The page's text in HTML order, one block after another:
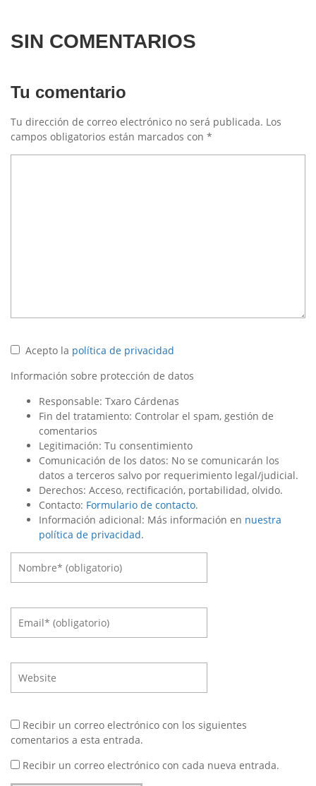
SIN COMENTARIOS
Tu comentario
Tu dirección de correo electrónico no será publicada. Los
campos obligatorios están marcados con *
Acepto la política de privacidad
Información sobre protección de datos
Responsable: Txaro Cárdenas
Fin del tratamiento: Controlar el spam, gestión de
comentarios
Legitimación: Tu consentimiento
Comunicación de los datos: No se comunicarán los
datos a terceros salvo por requerimiento legal/judicial.
Derechos: Acceso, rectificación, portabilidad, olvido.
Contacto: Formulario de contacto.
Información adicional: Más información en nuestra
política de privacidad.
Recibir un correo electrónico con los siguientes
comentarios a esta entrada.
Recibir un correo electrónico con cada nueva entrada.